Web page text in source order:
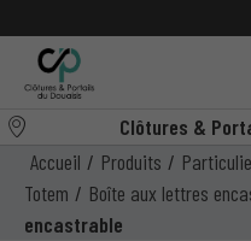
Clôtures &
Accueil / Produits /
Totem / Boîte aux lettres
encastrable